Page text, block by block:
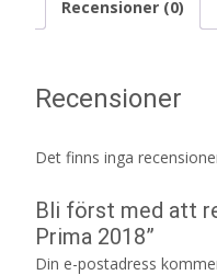
Recensioner (0)
Recensioner
Det finns inga
Bli först med att
Prima 2018”
Din e-postadress